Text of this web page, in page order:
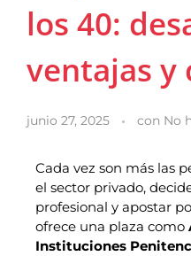
los 40:
ventajas y
junio 27, 2025 con No
Cada vez son más las
el sector privado,
profesional y apostar
ofrece una plaza como
Instituciones